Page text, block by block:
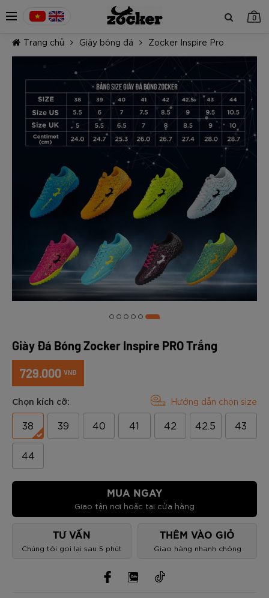
0
TIẾP TỤC MUA HÀNG
Trang chủ Giày bóng đá Zocker Inspire Pro
Giày Đá Bóng Zocker Inspire PRO Trắng
729.000 VNĐ
Chọn kích cỡ: Hướng dẫn chọn size
38 39 40 41 42 42.5 43
44
MUA NGAY
Giao tận nơi hoặc tại cửa hàng
TƯ VẤN
Chúng tôi gọi lại sau 5 phút
THÊM VÀO GIỎ
Giao hàng nhanh chóng